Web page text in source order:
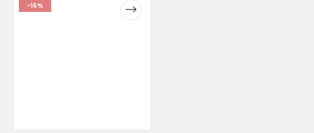
-16%